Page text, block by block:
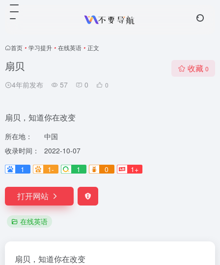
首页 • 学习提升 • 在线英语 • 正文
扇贝
4年前发布 57 0 0
收藏 0
扇贝，知道你在改变
所在地：
中国
收录时间：
2022-10-07
1
1- 1 0 1+
打开网站
在线英语
扇贝，知道你在改变